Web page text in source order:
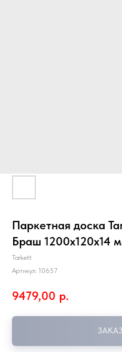
Паркетная доска
Браш 1200х120х14
Tarkett
Артикул: 10657
9479,00 р.